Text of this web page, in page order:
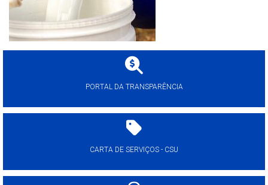
PORTAL DA TRANSPARÊNCIA
CARTA DE SERVIÇOS - CSU